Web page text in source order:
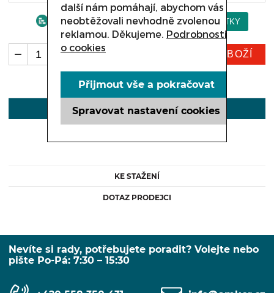
ks KOUPIT ZBOŽÍ
POPIS
KE STAŽENÍ
DOTAZ PRODEJCI
Nevíte si rady, potřebujete poradit? Volejte nebo
pište Po-Pá: 7:30 – 15:30
další nám pomáhají, abychom vás
neobtěžovali nevhodně zvolenou
reklamou. Děkujeme. Podrobnosti
o cookies
Spravovat nastavení cookies
Přijmout vše a pokračovat